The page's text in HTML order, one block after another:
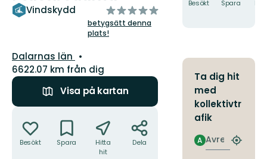
Vindskydd
av
5
stjärnor
betygsätt denna
plats!
Län:
Dalarnas län
6622.07 km från dig
Visa på kartan
Besökt Spara
Hitta
hit
Dela
Besökt Spara
Ta dig hit
med
kollektivtr
afik
Avresa
A
Hitta